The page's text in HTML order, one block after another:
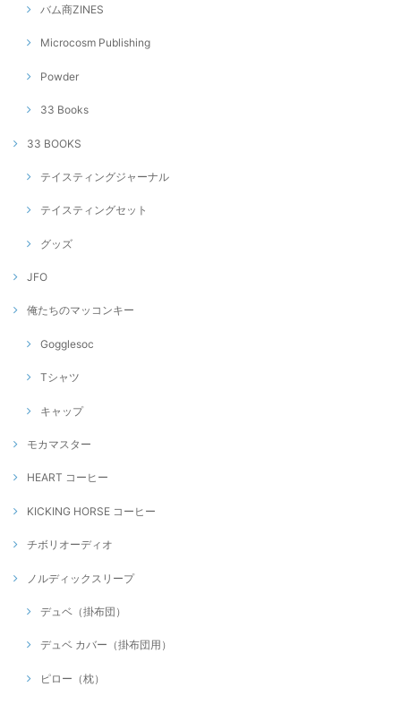
バム商ZINES
Microcosm Publishing
Powder
33 Books
33 BOOKS
テイスティングジャーナル
テイスティングセット
グッズ
JFO
俺たちのマッコンキー
Gogglesoc
Tシャツ
キャップ
モカマスター
HEART コーヒー
KICKING HORSE コーヒー
チボリオーディオ
ノルディックスリープ
デュベ（掛布団）
デュベ カバー（掛布団用）
ピロー（枕）